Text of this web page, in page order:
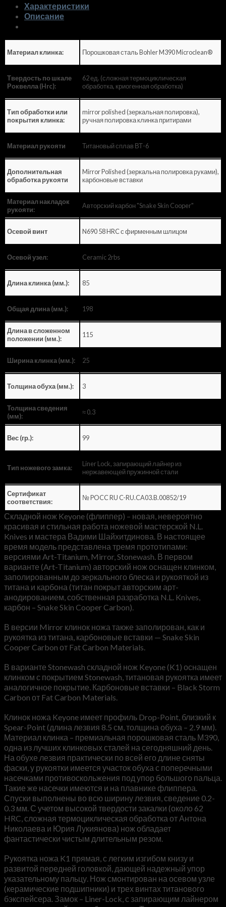
Характеристики
Описание
Материал клинка: Порошковая сталь Bohler M390 Microclean®
Твердость по шкале
Роквелла (Hrc):
62 ед. (сложная термоциклическая
обработка, криогенная обработка)
Тип обработки или
покрытия клинка:
mirror polished (зеркальная полировка),
ручная полировка клинка притирами
Материал рукояти Титановый сплав ВТ-6
Дополнительная
обработка рукояти
Mirror Polished (зеркальна полировка руками),
карбоновые вставки
Материал накладок
рукояти:
Авторский карбон "Snake Skin Cooper"
Осевой винт N690 58 HRC с фирменным шлицом
Осевой узел: Ceramic 2rbs
Длина клинка (мм.): 85
Общая длина (мм.): 198
Длина в сложенном
положении (мм.):
115
Ширина клинка (мм.): 25
Толщина обуха (мм.): 3
Толщина сведения
(мм):
≈ 0.3
Вес (гр.): 99
Тип ножевого замка:
Liner Lock, запирающий лайнер из
нержавеющей пружинной стали
Сертификат
соответствия:
№ POCC RU C-RU.CA03.B.00852/19
Складной нож Keyone (флиппер) – новая, невероятно
красивая и стильная работа ножевой мастерской N.L.
Knives и мастера Вадими Шайхитдинова. В настоящее
время модель представлена тремя прототипами:
версиями Art-Titanium, Mirror, Stonewash. В первом
варианте (Art-Titanium) авторский нож оснащен клинком,
заполированным до зеркального блеска и рукояткой из
титана и карбона (титан покрыт авторским арт-
анодированием, собственная разработка N.L. Knives,
карбон – Snake Skin Cooper Carbon).
В версии Mirror клинок ножа также заполирован, как и
рукоятка из титана, карбоновые вставки — Snake Skin
Cooper Carbon от Fat Carbon Materials.
В варианте Stonewash складной нож Keyone (K1) оснащен
клинком с покрытием Stonewash, титановая рукоятка имеет
аналогичное покрытие. Карбоновые вставки – Black Storm
Carbon от Fat Carbon Materials.
Клинок ножа Keyone имеет профиль Drop-Point, близкий к
Spear-Point (длина лезвия 8.5 см, толщина обуха – 2.9 мм).
Материал клинка – премиальная порошковая сталь М390,
одна из лучших клинковых сталей на сегодняшний день.
На обухе лезвия практически по всей его длине сняты
фаски, у рукоятки имеется участок обуха с поперечными
насечками противоскольжения под упор большого пальца.
Такие же насечки имеются и на плавнике флиппера.
Спуски выполнены во всю ширину лезвия, сведение 0.2-
0.3 мм. С учетом высокой твердости закалки (около 62
HRC, сложная термоциклическая обработка от Антона
Николаева и Юрия Лукиянова) нож обладает
фантастически чистым длительным резом.
Рукоятка ножа K1 прямая, с легким изгибом книзу и
развитой передней головкой, дающей надежный упор
указательному пальцу. Нож смонтирован на осевом узле
(керамические подшипники) и трех винтах титанового
бэкспейсера. Замок – Liner-Lock, с запирающим лайнером